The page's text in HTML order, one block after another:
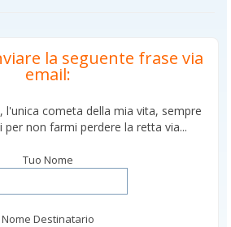
la seguente frase via
email:
l'unica cometa della mia vita, sempre
non farmi perdere la retta via...
Tuo Nome
Nome Destinatario